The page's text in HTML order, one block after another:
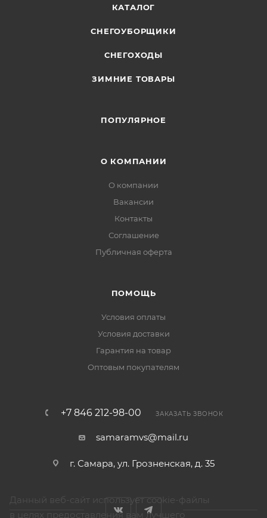
КАТАЛОГ
СНЕГОУБОРЩИКИ
СНЕГОХОДЫ
ЗИМНИЕ ТОВАРЫ
ПОПУЛЯРНОЕ
О КОМПАНИИ
О компании
Вакансии
Контакты
Соглашение
Публичная оферта
ПОМОЩЬ
Условия оплаты
Условия доставки
Гарантия на товар
Оптовым покупателям
+7 846 212-98-00 ЗАКАЗАТЬ ЗВОНОК
samaramvs@mail.ru
г. Самара, ул. Грозненская, д. 35
Данный веб-сайт использует cookie-файлы
в целях предоставления вам лучшего